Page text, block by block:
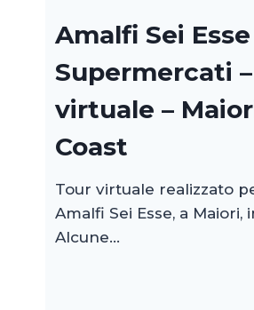
Amalfi Sei Esse
Supermercati
virtuale –
Coast
Tour virtuale realizzato
Amalfi Sei Esse, a Maiori,
Alcune…